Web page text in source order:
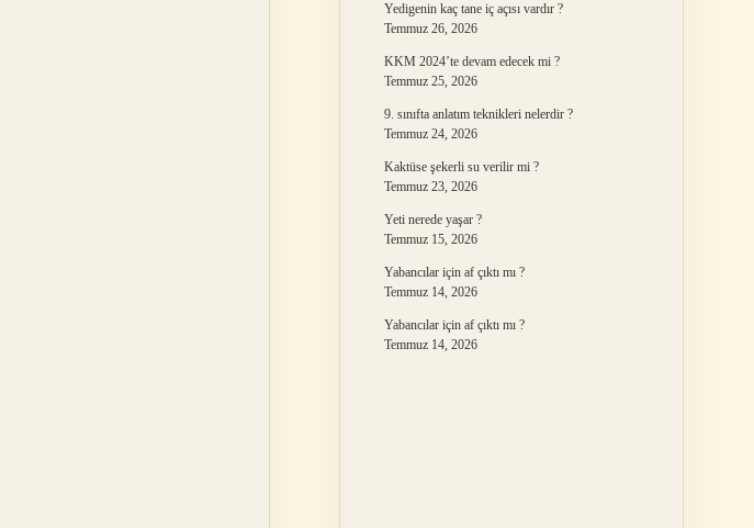
Yedigenin kaç tane iç açısı vardır ?
Temmuz 26, 2026
KKM 2024’te devam edecek mi ?
Temmuz 25, 2026
9. sınıfta anlatım teknikleri nelerdir ?
Temmuz 24, 2026
Kaktüse şekerli su verilir mi ?
Temmuz 23, 2026
Yeti nerede yaşar ?
Temmuz 15, 2026
Yabancılar için af çıktı mı ?
Temmuz 14, 2026
Yabancılar için af çıktı mı ?
Temmuz 14, 2026